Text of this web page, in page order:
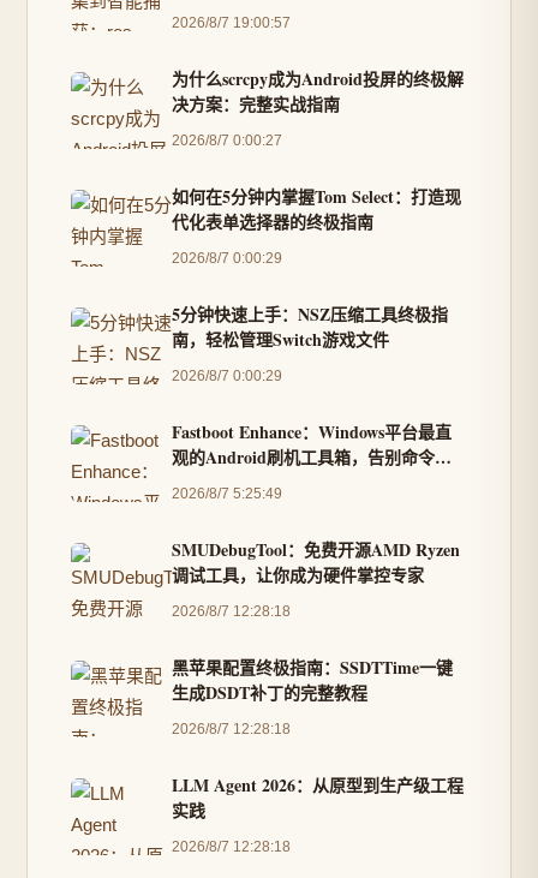
2026/8/7 19:00:57
为什么scrcpy成为Android投屏的终极解
决方案：完整实战指南
2026/8/7 0:00:27
如何在5分钟内掌握Tom Select：打造现
代化表单选择器的终极指南
2026/8/7 0:00:29
5分钟快速上手：NSZ压缩工具终极指
南，轻松管理Switch游戏文件
2026/8/7 0:00:29
Fastboot Enhance：Windows平台最直
观的Android刷机工具箱，告别命令行
复杂操作
2026/8/7 5:25:49
SMUDebugTool：免费开源AMD Ryzen
调试工具，让你成为硬件掌控专家
2026/8/7 12:28:18
黑苹果配置终极指南：SSDTTime一键
生成DSDT补丁的完整教程
2026/8/7 12:28:18
LLM Agent 2026：从原型到生产级工程
实践
2026/8/7 12:28:18